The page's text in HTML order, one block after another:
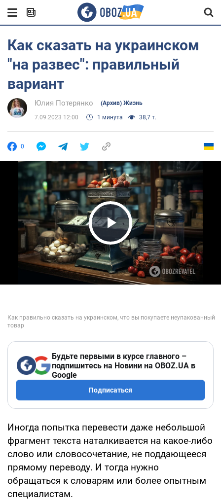
Как сказать на украинском
"на развес": правильный
вариант
Юлия Потерянко (Архив) Жизнь
7.09.2023 12:00 1 минута 38,7 т.
0
Play Video
Будьте первыми в курсе главного –
подпишитесь на Новини на OBOZ.UA в
Google
Подписаться
Иногда попытка перевести даже небольшой
фрагмент текста наталкивается на какое-либо
слово или словосочетание, не поддающееся
прямому переводу. И тогда нужно
обращаться к словарям или более опытным
специалистам.